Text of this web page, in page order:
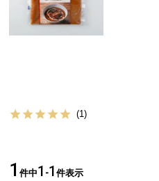
1
1 件中1 -1 件表示